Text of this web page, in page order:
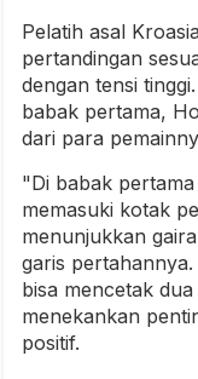
Pelatih asal
pertandingan
dengan tensi
babak pertama,
dari para
"Di babak
memasuki kotak
menunjukkan
garis
bisa mencetak
menekankan
positif.